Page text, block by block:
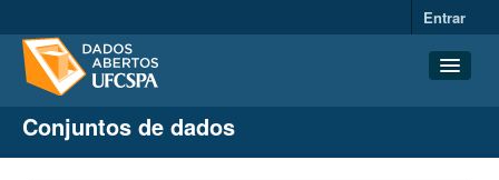
Entrar
Conjuntos de dados
Organizações
Conjuntos de dados